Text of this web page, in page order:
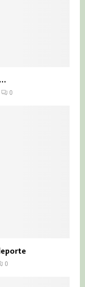
0
0